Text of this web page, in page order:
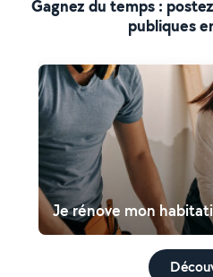
Gagnez du temps :
publiques
Je rénove mon